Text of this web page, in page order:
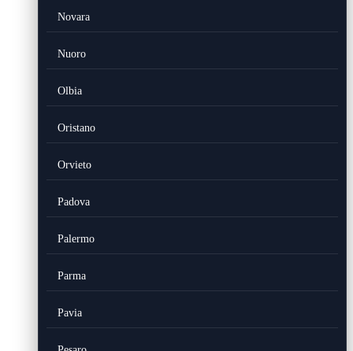
Novara
Nuoro
Olbia
Oristano
Orvieto
Padova
Palermo
Parma
Pavia